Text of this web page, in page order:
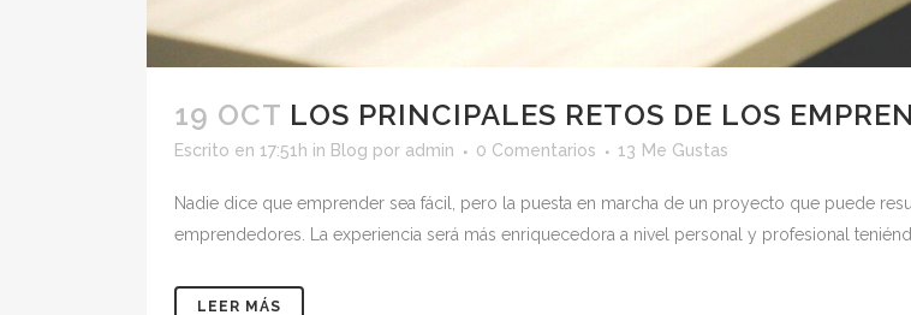
19 OCT LOS PRINCIPALES RETOS DE LOS
Escrito en 17:51h in Blog por admin 0 Comentarios 13 Me Gustas
Nadie dice que emprender sea fácil, pero la puesta en marcha de un proyecto que puede
emprendedores. La experiencia será más enriquecedora a nivel personal y profesional
LEER MÁS